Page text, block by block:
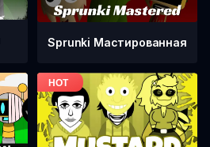
Sprunki Мастированная